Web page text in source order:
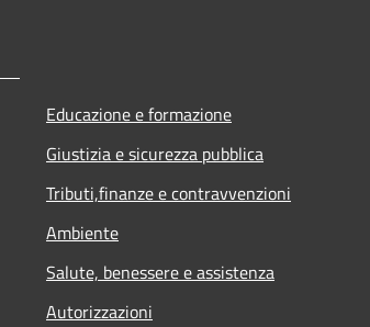
Educazione e formazione
Giustizia e sicurezza pubblica
Tributi,finanze e contravvenzioni
Ambiente
Salute, benessere e assistenza
Autorizzazioni